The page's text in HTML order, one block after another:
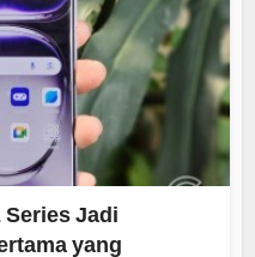
Series Jadi
yang